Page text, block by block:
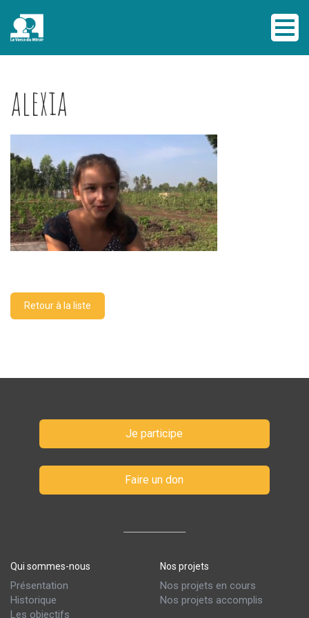
alexia
Retour à la liste
Je participe
Faire un don
Qui sommes-nous
Présentation
Historique
Les objectifs
Nos projets
Nos projets en cours
Nos projets accomplis